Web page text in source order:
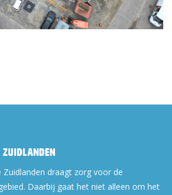
Zuidlanden
draagt zorg voor de
Daarbij gaat het niet alleen om het